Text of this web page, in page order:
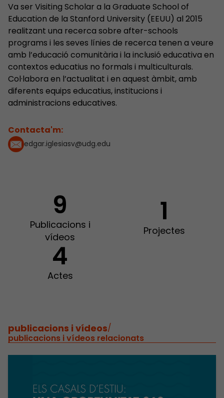
Va ser Visiting Scholar a la Graduate School of
Education de la Stanford University (EEUU) al 2015
realitzant una recerca sobre after-schools
programs i les seves línies de recerca tenen a veure
amb l’educació comunitària i la inclusió educativa en
contextos educatius no formals i multiculturals.
Col·labora en l’actualitat i en aquest àmbit, amb
diferents equips educatius, institucions i
administracions educatives.
Contacta'm:
edgar.iglesiasv@udg.edu
9
Publicacions i
vídeos
1
Projectes
4
Actes
publicacions i vídeos/
publicacions i vídeos relacionats